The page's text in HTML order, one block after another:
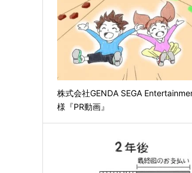
株式会社GENDA SEGA
様『PR動画』